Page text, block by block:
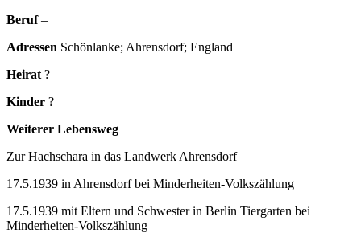
Beruf–
Adressen Schönlanke; Ahrensdorf; England
Heirat ?
Kinder ?
Weiterer Lebensweg
Zur Hachschara in das Landwerk Ahrensdorf
17.5.1939 in Ahrensdorf bei Minderheiten-Volkszählung
17.5.1939 mit Eltern und Schwester in Berlin Tiergarten bei
Minderheiten-Volkszählung